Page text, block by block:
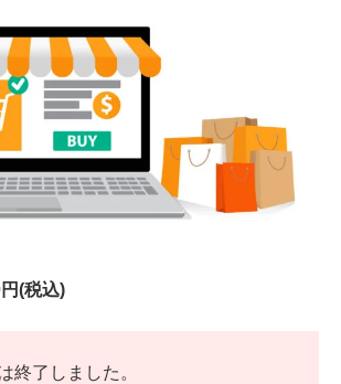
(税込)
終了しました。